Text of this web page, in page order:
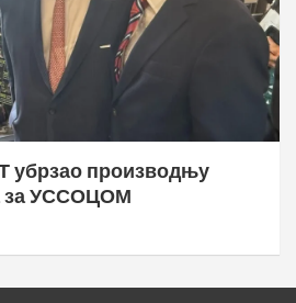
убрзао производњу
за УССОЦОМ